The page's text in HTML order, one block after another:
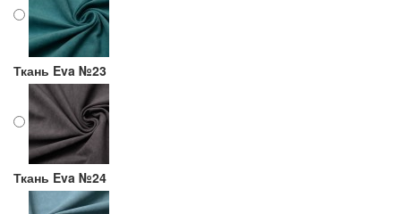
Ткань Eva №23
Ткань Eva №24